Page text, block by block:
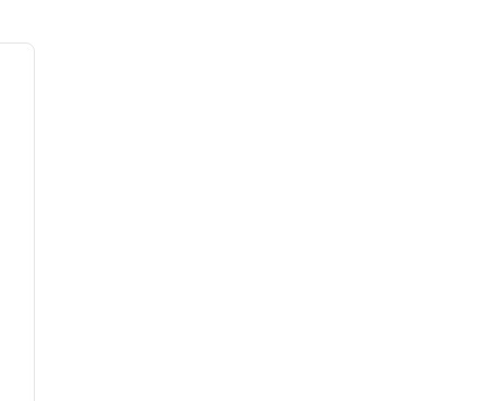
immagine successiva